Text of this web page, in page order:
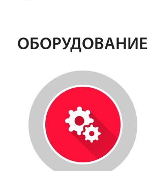
ОБОРУДОВАНИЕ